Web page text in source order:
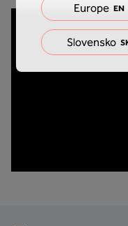
Europe EN
Slovensko